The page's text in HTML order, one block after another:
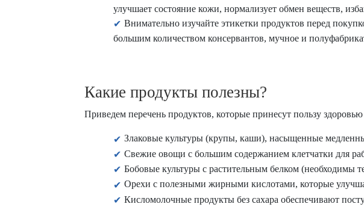
улучшает состояние кожи, нормализует обмен веществ,
Внимательно изучайте этикетки продуктов перед
большим количеством консервантов, мучное и
Какие продукты полезны?
Приведем перечень продуктов, которые принесут пользу
Злаковые культуры (крупы, каши), насыщенные
Свежие овощи с большим содержанием клетчатки для
Бобовые культуры с растительным белком (необходимы
Орехи с полезными жирными кислотами, которые
Кисломолочные продукты без сахара обеспечивают